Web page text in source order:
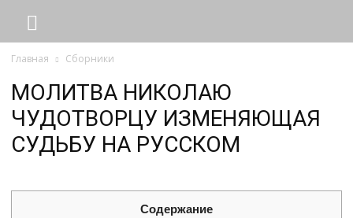
Главная Сборники
МОЛИТВА НИКОЛАЮ
ЧУДОТВОРЦУ ИЗМЕНЯЮЩАЯ
СУДЬБУ НА РУССКОМ
Содержание